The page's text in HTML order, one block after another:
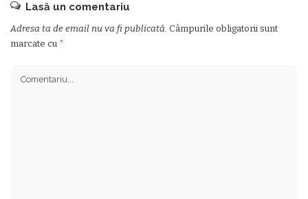
Lasă un comentariu
Adresa ta de email nu va fi publicată. Câmpurile obligatorii sunt
marcate cu *